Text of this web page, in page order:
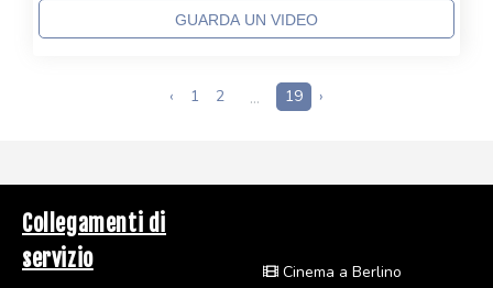
GUARDA UN VIDEO
‹ 1 2 ... 19 ›
Collegamenti di
servizio
Cinema a Berlino